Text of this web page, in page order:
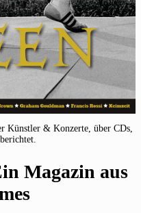
Künstler & Konzerte, über CDs,
Magazin aus